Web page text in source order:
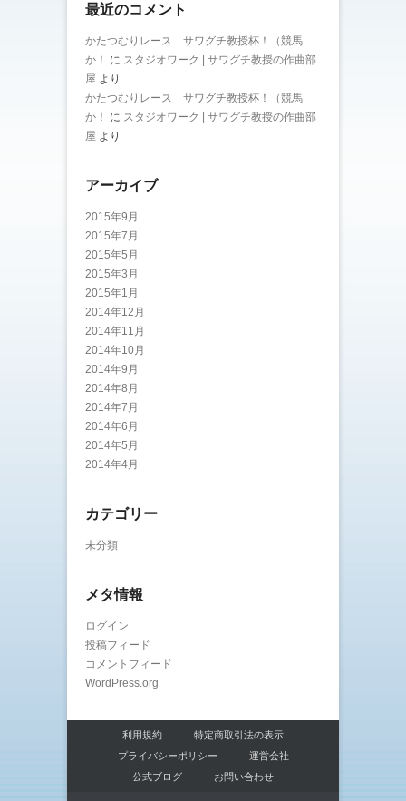
最近のコメント
かたつむりレース サワグチ教授杯！（競馬
か！
に スタジオワーク | サワグチ教授の作曲部
屋 より
かたつむりレース サワグチ教授杯！（競馬
か！
に スタジオワーク | サワグチ教授の作曲部
屋 より
アーカイブ
2015年9月
2015年7月
2015年5月
2015年3月
2015年1月
2014年12月
2014年11月
2014年10月
2014年9月
2014年8月
2014年7月
2014年6月
2014年5月
2014年4月
カテゴリー
未分類
メタ情報
ログイン
投稿フィード
コメントフィード
WordPress.org
利用規約
特定商取引法の表示
プライバシーポリシー
運営会社
公式ブログ
お問い合わせ